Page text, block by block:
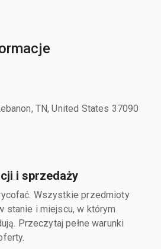
TN, United States 37090
i sprzedaży
Wszystkie przedmioty
stanie i miejscu, w którym
Przeczytaj pełne warunki